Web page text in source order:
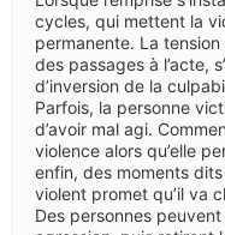
cycles, qui mettent la
permanente. La
des passages à l’acte,
d’inversion de la
Parfois, la personne
d’avoir mal agi.
violence alors qu’elle
enfin, des moments
violent promet qu’il va
Des personnes